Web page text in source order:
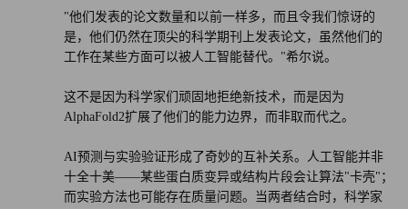
"他们发表的论文数量和以前一样多，而且令我们惊讶的
是，他们仍然在顶尖的科学期刊上发表论文，虽然他们的
工作在某些方面可以被人工智能替代。"希尔说。
这不是因为科学家们顽固地拒绝新技术，而是因为
AlphaFold2扩展了他们的能力边界，而非取而代之。
AI预测与实验验证形成了奇妙的互补关系。人工智能并非
十全十美——某些蛋白质变异或结构片段会让算法"卡壳"；
而实验方法也可能存在质量问题。当两者结合时，科学家